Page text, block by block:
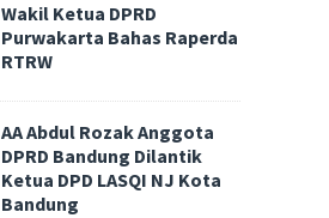
Wakil Ketua DPRD
Purwakarta Bahas Raperda
RTRW
AA Abdul Rozak Anggota
DPRD Bandung Dilantik
Ketua DPD LASQI NJ Kota
Bandung